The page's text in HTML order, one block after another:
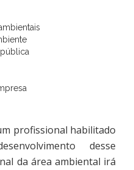
profissional habilitado
desse
da área ambiental irá